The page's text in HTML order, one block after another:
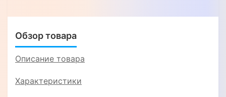
Обзор товара
Описание товара
Характеристики